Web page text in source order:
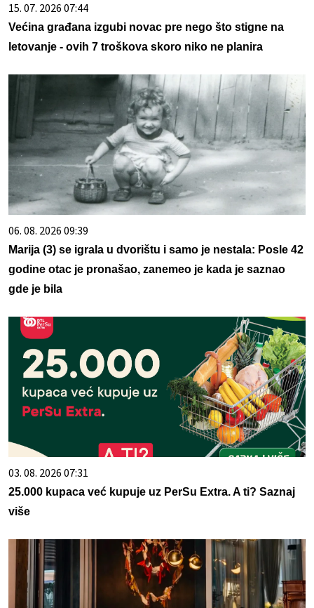
15. 07. 2026 07:44
Većina građana izgubi novac pre nego što stigne na
letovanje - ovih 7 troškova skoro niko ne planira
06. 08. 2026 09:39
Marija (3) se igrala u dvorištu i samo je nestala: Posle 42
godine otac je pronašao, zanemeo je kada je saznao
gde je bila
03. 08. 2026 07:31
25.000 kupaca već kupuje uz PerSu Extra. A ti? Saznaj
više